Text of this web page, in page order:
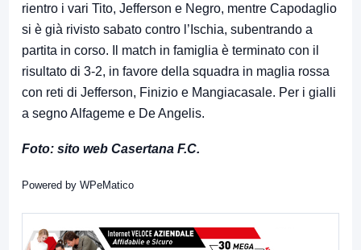
rientro i vari Tito, Jefferson e Negro, mentre Capodaglio
si è già rivisto sabato contro l’Ischia, subentrando a
partita in corso. Il match in famiglia è terminato con il
risultato di 3-2, in favore della squadra in maglia rossa
con reti di Jefferson, Finizio e Mangiacasale. Per i gialli
a segno Alfageme e De Angelis.
Foto: sito web Casertana F.C.
Powered by WPeMatico